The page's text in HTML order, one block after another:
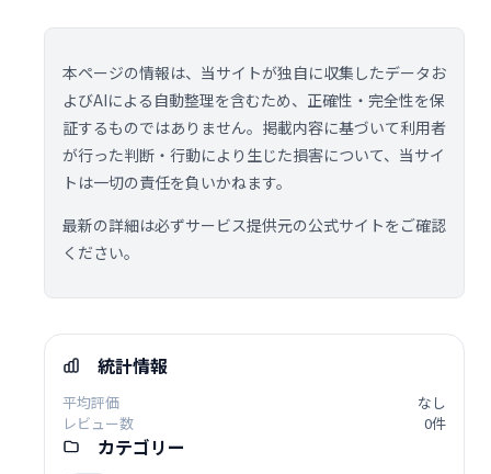
本ページの情報は、当サイトが独自に収集したデータお
よびAIによる自動整理を含むため、正確性・完全性を保
証するものではありません。掲載内容に基づいて利用者
が行った判断・行動により生じた損害について、当サイ
トは一切の責任を負いかねます。
最新の詳細は必ずサービス提供元の公式サイトをご確認
ください。
統計情報
平均評価
なし
レビュー数
0件
カテゴリー